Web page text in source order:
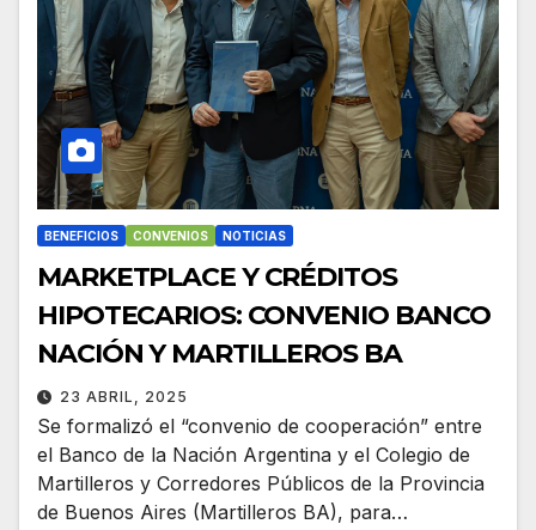
BENEFICIOS CONVENIOS NOTICIAS
MARKETPLACE Y CRÉDITOS
HIPOTECARIOS: CONVENIO BANCO
NACIÓN Y MARTILLEROS BA
23 ABRIL, 2025
Se formalizó el “convenio de cooperación” entre
el Banco de la Nación Argentina y el Colegio de
Martilleros y Corredores Públicos de la Provincia
de Buenos Aires (Martilleros BA), para…